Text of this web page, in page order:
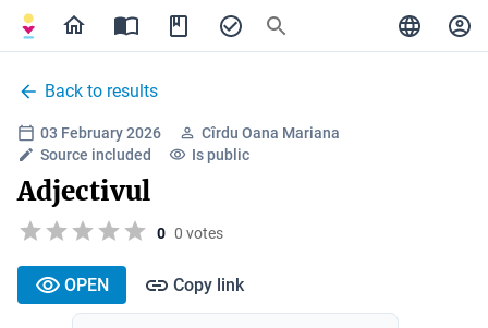
Back to results
03 February 2026
Cîrdu Oana Mariana
Source included
Is public
Adjectivul
0 0 votes
OPEN Copy link